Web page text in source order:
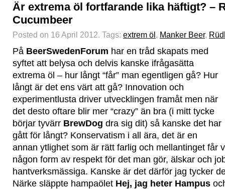
Är extrema öl fortfarande lika häftigt? –
Cucumbeer
Posted on 16 April 2012. Tags: extrem öl, Manker Beer,
På BeerSwedenForum har en tråd skapats med
syftet att belysa och delvis kanske ifrågasätta
extrema öl – hur långt “får” man egentligen gå? Hur
långt är det ens värt att gå? Innovation och
experimentlusta driver utvecklingen framåt men när
det desto oftare blir mer “crazy” än bra (i mitt tycke
börjar tyvärr BrewDog dra sig dit) så kanske det har
gått för långt? Konservatism i all ära, det är en
annan ytlighet som är rätt farlig och mellantinget får
någon form av respekt för det man gör, älskar och
hantverksmässiga. Kanske är det därför jag tycker
Närke släppte hampaölet Hej, jag heter Hampus